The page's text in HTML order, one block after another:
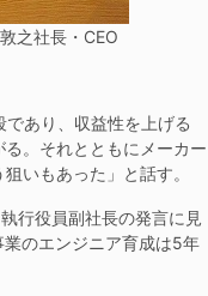
之社長・CEO
あり、収益性を上げる
。それとともにメーカー
いもあった」と話す。
行役員副社長の発言に見
のエンジニア育成は5年